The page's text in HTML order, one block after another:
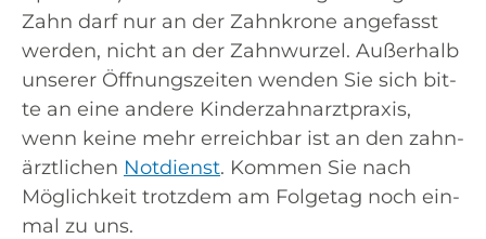
Zahn darf nur an der Zahn­kro­ne ange­fasst
wer­den, nicht an der Zahn­wur­zel. Außer­halb
unse­rer Öff­nungs­zei­ten wen­den Sie sich bit­
te an eine ande­re Kin­der­zahn­arzt­pra­xis,
wenn kei­ne mehr erreich­bar ist an den zahn­
ärzt­li­chen Not­dienst. Kom­men Sie nach
Mög­lich­keit trotz­dem am Fol­ge­tag noch ein­
mal zu uns.